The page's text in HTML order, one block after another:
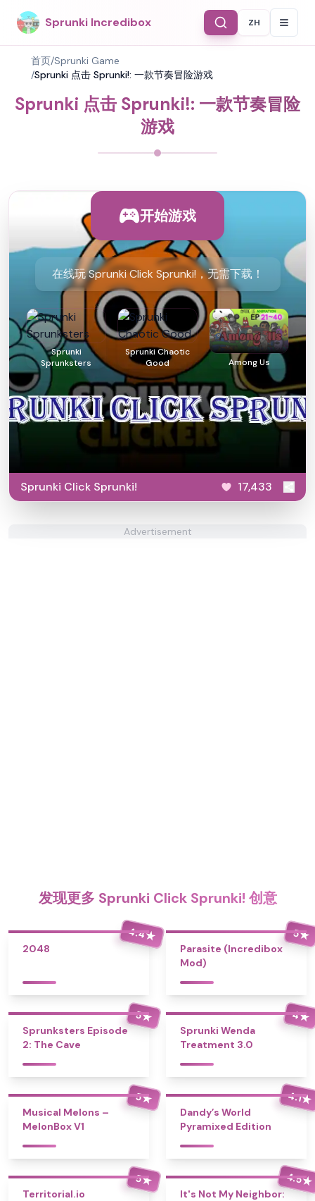
Sprunki Incredibox Select
ZH
首页/Sprunki Game
/Sprunki 点击 Sprunki!: 一款节奏冒险游戏
Sprunki 点击 Sprunki!: 一款节奏冒险
游戏
开始游戏
在线玩 Sprunki Click Sprunki!，无需下载！
Sprunki
Sprunksters
Sprunki Chaotic
Good
Among Us
Sprunki Click Sprunki! 17,433
Advertisement
发现更多 Sprunki Click Sprunki! 创意
4.4★
2048
5★
Parasite (Incredibox
Mod)
5★
Sprunksters Episode
2: The Cave
4★
Sprunki Wenda
Treatment 3.0
5★
Musical Melons –
MelonBox V1
4.1★
Dandy’s World
Pyramixed Edition
5★
Territorial.io
4.5★
It's Not My Neighbor: